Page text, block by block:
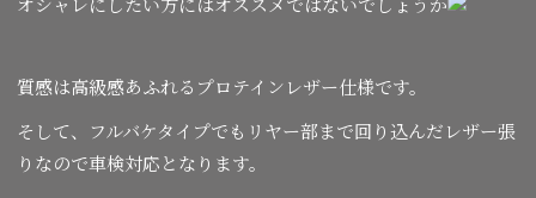
質感は高級感あふれるプロテインレザー仕様です。
そして、フルバケタイプでもリヤー部まで回り込んだレザー張
りなので車検対応となります。